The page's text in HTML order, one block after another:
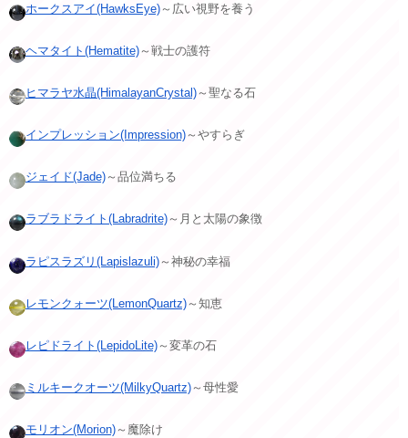
ホークスアイ(HawksEye)～広い視野を養う
ヘマタイト(Hematite)～戦士の護符
ヒマラヤ水晶(HimalayanCrystal)～聖なる石
インプレッション(Impression)～やすらぎ
ジェイド(Jade)～品位満ちる
ラブラドライト(Labradrite)～月と太陽の象徴
ラピスラズリ(Lapislazuli)～神秘の幸福
レモンクォーツ(LemonQuartz)～知恵
レピドライト(LepidoLite)～変革の石
ミルキークオーツ(MilkyQuartz)～母性愛
モリオン(Morion)～魔除け